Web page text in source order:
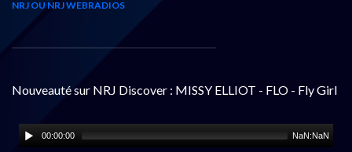
NRJ OU NRJ WEBRADIOS
Nouveauté sur NRJ Discover : MISSY ELLIOT - FLO - Fly Girl
00:00:00 NaN:NaN